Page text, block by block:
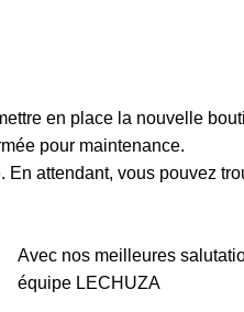
en place la nouvelle
pour maintenance.
attendant, vous pouvez
Avec nos meilleures
équipe LECHUZA